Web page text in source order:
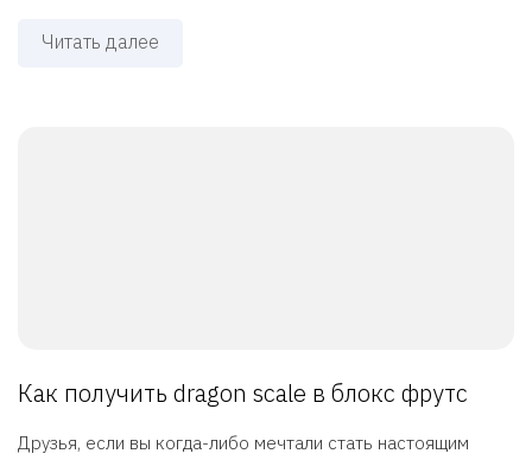
Читать далее
Как получить dragon scale в блокс фрутс
Друзья, если вы когда-либо мечтали стать настоящим